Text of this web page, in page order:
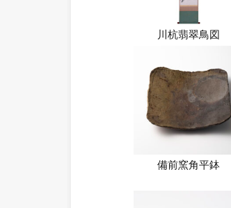
川杭翡翠鳥図
備前窯角平鉢